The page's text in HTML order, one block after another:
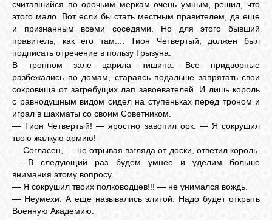
считавшийся по орочьим меркам очень умным, решил, что
этого мало. Вот если бы стать местным правителем, да еще
и признанным всеми соседями. Но для этого бывший
правитель, как его там.... Тион Четвертый, должен был
подписать отречение в пользу Грызуна.
В тронном зале царила тишина. Все придворные
разбежались по домам, стараясь подальше запрятать свои
сокровища от загребущих лап завоевателей. И лишь король
с равнодушным видом сидел на ступеньках перед троном и
играл в шахматы со своим Советником.
— Тион Четвертый! — яростно завопил орк. — Я сокрушил
твою жалкую армию!
— Согласен, — не отрывая взгляда от доски, ответил король.
— В следующий раз будем умнее и уделим больше
внимания этому вопросу.
— Я сокрушил твоих полководцев!!! — не унимался вождь.
— Неумехи. А еще назывались элитой. Надо будет открыть
Военную Академию.